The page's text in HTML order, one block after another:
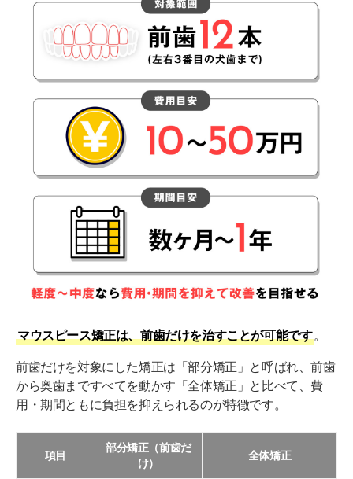
重度の歯周病がある場合
骨格に原因がある重度の出っ歯
前歯だけのマウスピース矯正の費用相場
前歯だけのマウスピース矯正にかかる期間
前歯だけをマウスピース矯正するメリット
全体矯正より費用を抑えられる
治療期間が短くて済む
装置が透明で目立ちにくい
装置を外せるので口腔ケアがしやすい
んだ理由
前歯だけのマウスピース矯正のデメリット・注意点
噛み合わせの改善は難しい
適応できない症例がある
マウスピース矯正は、前歯だけを治すことが可能です 。
前歯だけを対象にした矯正は「部分矯正」と呼ばれ、前歯
から奥歯まですべてを動かす「全体矯正」と比べて、費
用・期間ともに負担を抑えられるのが特徴です。
項目
部分矯正（前歯だ
け）
全体矯正